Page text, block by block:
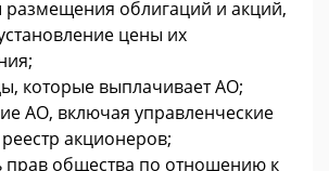
размещения облигаций и акций,
цены их
которые выплачивает АО;
АО, включая управленческие
акционеров;
прав общества по отношению к